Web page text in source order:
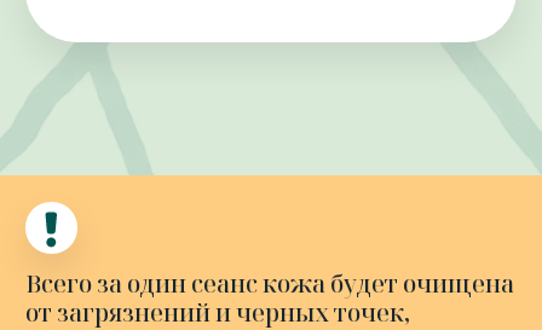
и увлажнение на аппарате
HydraFacial (США)